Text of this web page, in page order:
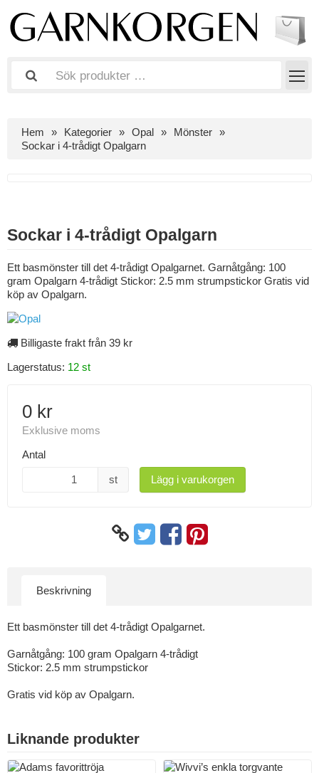
Hem Kategorier Opal
Mönster
Sockar i 4-trådigt Opalgarn
Sockar i 4-trådigt Opalgarn
Ett basmönster till det 4-trådigt Opalgarnet. Garnåtgång: 100
gram Opalgarn 4-trådigt Stickor: 2.5 mm strumpstickor Gratis vid
köp av Opalgarn.
Billigaste frakt från 39 kr
Lagerstatus: 12 st
0 kr
Exklusive moms
Antal
st Lägg i varukorgen
Beskrivning
Ett basmönster till det 4-trådigt Opalgarnet.
Garnåtgång: 100 gram Opalgarn 4-trådigt
Stickor: 2.5 mm strumpstickor
Gratis vid köp av Opalgarn.
Liknande produkter